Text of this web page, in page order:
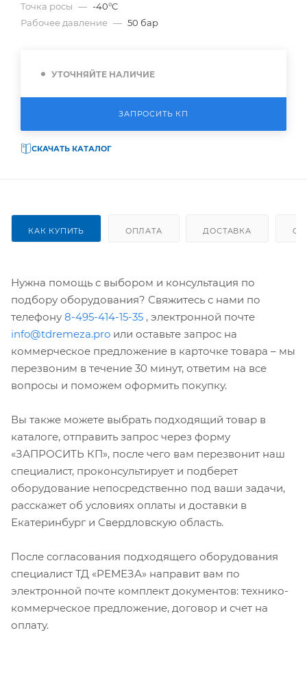
Точка росы — -40°C
Рабочее давление — 50 бар
УТОЧНЯЙТЕ НАЛИЧИЕ
ЗАПРОСИТЬ КП
СКАЧАТЬ КАТАЛОГ
КАК КУПИТЬ ОПЛАТА ДОСТАВКА
Нужна помощь с выбором и консультация по
подбору оборудования? Свяжитесь с нами по
телефону 8-495-414-15-35 , электронной почте
info@tdremeza.pro или оставьте запрос на
коммерческое предложение в карточке товара – мы
перезвоним в течение 30 минут, ответим на все
вопросы и поможем оформить покупку.
Вы также можете выбрать подходящий товар в
каталоге, отправить запрос через форму
«ЗАПРОСИТЬ КП», после чего вам перезвонит наш
специалист, проконсультирует и подберет
оборудование непосредственно под ваши задачи,
расскажет об условиях оплаты и доставки в
Екатеринбург и Свердловскую область.
После согласования подходящего оборудования
специалист ТД «РЕМЕЗА» направит вам по
электронной почте комплект документов: технико-
коммерческое предложение, договор и счет на
оплату.